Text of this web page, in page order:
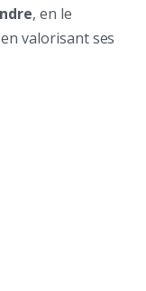
, en le
valorisant ses